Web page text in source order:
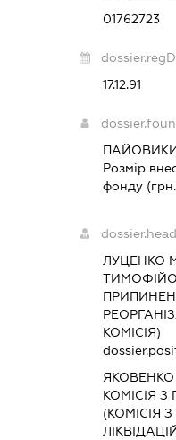
01762723
17.12.91
ПАЙОВИКИ
Розмір
фонду
ЛУЦЕНКО
КОМІСІЯ)
ЯКОВЕНКО
КОМІСІЯ
(КОМІСІЯ З